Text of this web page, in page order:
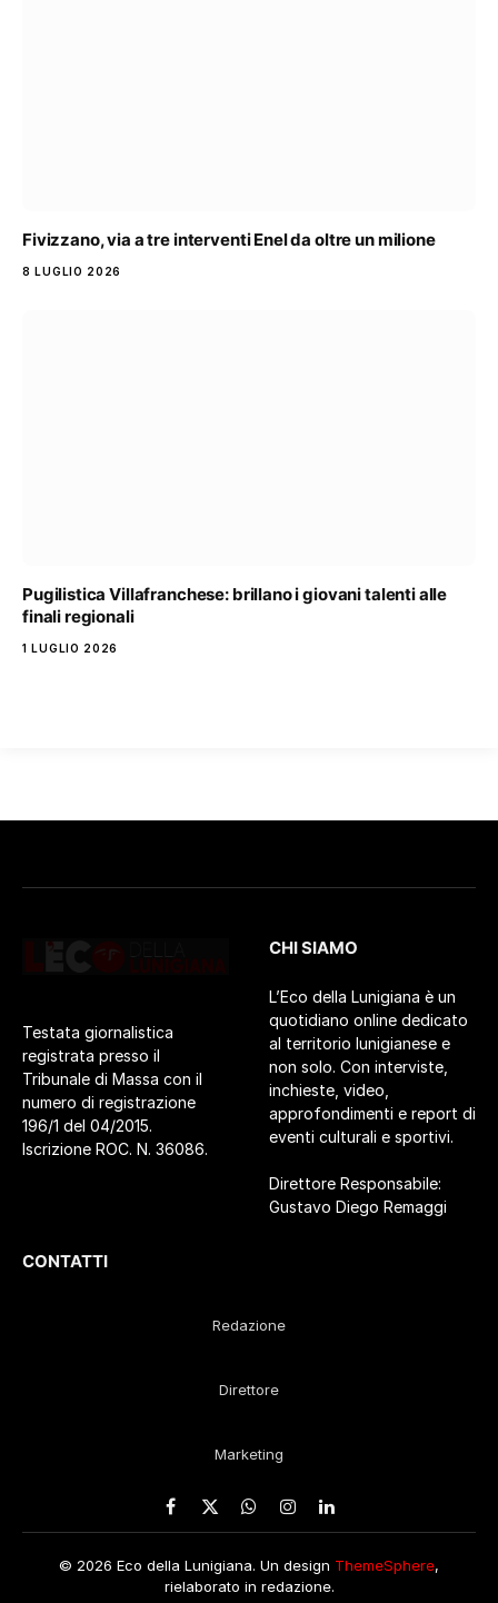
Fivizzano, via a tre interventi Enel da oltre un milione
8 LUGLIO 2026
Pugilistica Villafranchese: brillano i giovani talenti alle
finali regionali
1 LUGLIO 2026
Testata giornalistica
registrata presso il
Tribunale di Massa con il
numero di registrazione
196/1 del 04/2015.
Iscrizione ROC. N. 36086.
CHI SIAMO
L’Eco della Lunigiana è un
quotidiano online dedicato
al territorio lunigianese e
non solo. Con interviste,
inchieste, video,
approfondimenti e report di
eventi culturali e sportivi.
Direttore Responsabile:
Gustavo Diego Remaggi
CONTATTI
Redazione
Direttore
Marketing
Facebook
X
WhatsApp
Instagram
LinkedIn
© 2026 Eco della Lunigiana. Un design ThemeSphere,
rielaborato in redazione.